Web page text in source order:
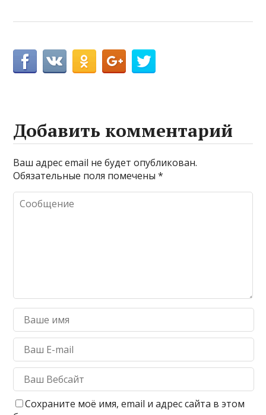
Добавить комментарий
Ваш адрес email не будет опубликован.
Обязательные поля помечены*
Сохраните моё имя, email и адрес сайта в этом